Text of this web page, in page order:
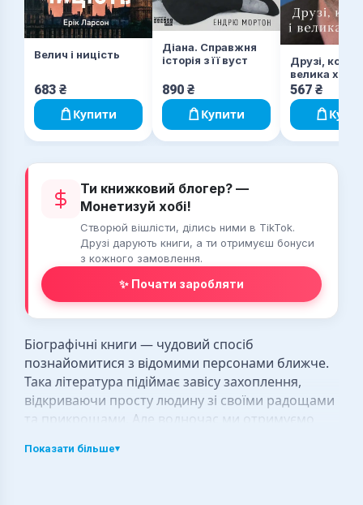
Велич і ницість
683 ₴
Купити
Діана. Справжня
історія з її вуст
890 ₴
Купити
Друзі,
велика
567 ₴
Ти книжковий блогер? —
Монетизуй хобі!
Створюй вішлісти, ділись ними в TikTok.
Друзі дарують книги, а ти отримуєш бонуси
з кожного замовлення.
✨ Почати заробляти
Біографічні книги — чудовий спосіб
познайомитися з відомими персонами ближче.
Така література підіймає завісу захоплення,
відкриваючи просту людину зі своїми радощами
та прикрощами. Але водночас ми отримуємо
вчинків великих людей. Це допомагає краще
Показати більше▾